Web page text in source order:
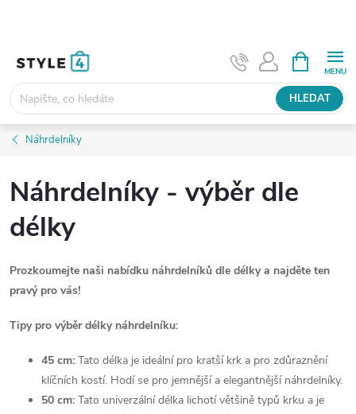
HLEDAT
NÁKUPNÍ
KOŠÍK
Náhrdelníky
Náhrdelníky - výběr dle
délky
Prozkoumejte naši nabídku náhrdelníků dle délky a najděte ten
pravý pro vás!
Tipy pro výběr délky náhrdelníku:
45 cm: Tato délka je ideální pro kratší krk a pro zdůraznění
klíčních kostí. Hodí se pro jemnější a elegantnější náhrdelníky.
50 cm: Tato univerzální délka lichotí většině typů krku a je